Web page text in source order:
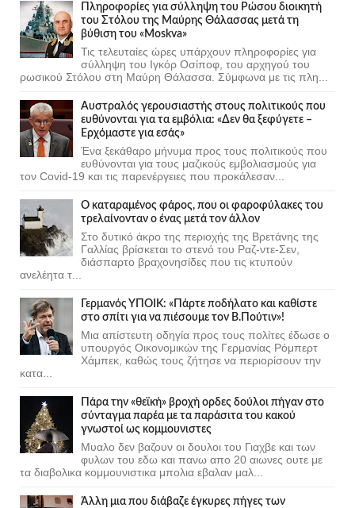
Πληροφορίες για σύλληψη του Ρώσου διοικητή
του Στόλου της Mαύρης Θάλασσας μετά τη
βύθιση του «Moskva»
Τις τελευταίες ώρες υπάρχουν πληροφορίες για
σύλληψη του Ιγκόρ Οσίποφ, του αρχηγού του
ρωσικού Στόλου στη Μαύρη Θάλασσα. Σύμφωνα με τις πλη...
Αυστραλός γερουσιαστής στους πολιτικούς που
ευθύνονται για τα εμβόλια: «Δεν θα ξεφύγετε –
Ερχόμαστε για εσάς»
Ένα ξεκάθαρο μήνυμα προς τους πολιτικούς που
ευθύνονται για τους μαζικούς εμβολιασμούς για
τον Covid-19 και τις παρενέργειες που προκάλεσαν...
Ο καταραμένος φάρος, που οι φαροφύλακες του
τρελαίνονταν ο ένας μετά τον άλλον
Στο δυτικό άκρο της περιοχής της Βρετάνης της
Γαλλίας βρίσκεται το στενό του Ραζ-ντε-Σεν,
διάσπαρτο βραχονησίδες που τις κτυπούν
ανελέητα τ...
Γερμανός ΥΠΟΙΚ: «Πάρτε ποδήλατο και καθίστε
στο σπίτι για να πιέσουμε τον Β.Πούτιν»!
Μια απίστευτη οδηγία προς τους πολίτες έδωσε ο
υπουργός Οικονομικών της Γερμανίας Ρόμπερτ
Χάμπεκ, καθώς τους ζήτησε να περιορίσουν την
κατα...
Πάρα την «θεϊκή» βροχή ορδες δούλοι πήγαν στο
σύνταγμα παρέα με τα παράσιτα του κακού
γνωστοί ως κομμουνιστες
Μυαλο δεν βαζουν οι δουλοι του Γιαχβε και των
φυλων του εδω και πανω απο 20 αιωνες ουτε με
τα διαβολικα κομμουνιστικα μπολια εβαλαν μαλ...
Άλλη μια που διάβαζε έγκυρες πήγες των